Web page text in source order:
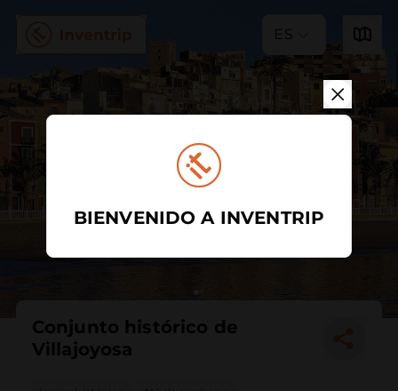
ES
Conjunto histórico de
Villajoyosa
BIENVENIDO A INVENTRIP